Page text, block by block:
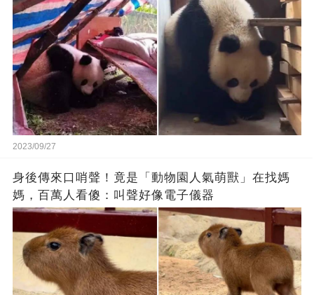
2023/09/27
身後傳來口哨聲！竟是「動物園人氣萌獸」在找媽
媽，百萬人看傻：叫聲好像電子儀器